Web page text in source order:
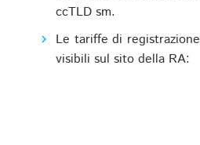
ccTLD sm.
Le tariffe di
visibili sul sito della RA: